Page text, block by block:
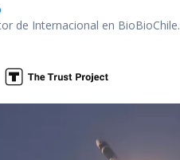
de Internacional en BioBioChile.